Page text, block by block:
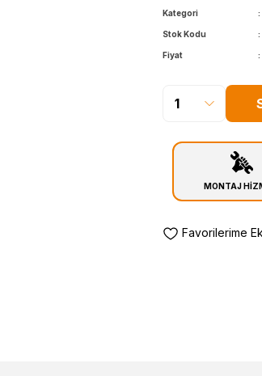
Kategori
Stok Kodu
Fiyat
MONTAJ